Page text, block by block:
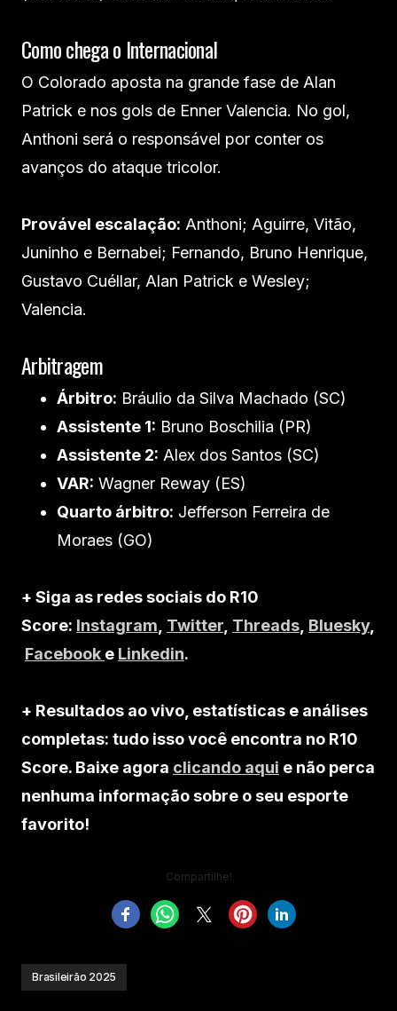
Como chega o Internacional
O Colorado aposta na grande fase de Alan
Patrick e nos gols de Enner Valencia. No gol,
Anthoni será o responsável por conter os
avanços do ataque tricolor.
Provável escalação: Anthoni; Aguirre, Vitão,
Juninho e Bernabei; Fernando, Bruno Henrique,
Gustavo Cuéllar, Alan Patrick e Wesley;
Valencia.
Arbitragem
Árbitro: Bráulio da Silva Machado (SC)
Assistente 1: Bruno Boschilia (PR)
Assistente 2: Alex dos Santos (SC)
VAR: Wagner Reway (ES)
Quarto árbitro: Jefferson Ferreira de
Moraes (GO)
+ Siga as redes sociais do R10
Score: Instagram Twitter Threads Bluesky,
Facebook e Linkedin.
+ Resultados ao vivo, estatísticas e análises
completas: tudo isso você encontra no R10
Score. Baixe agora clicando aqui e não perca
nenhuma informação sobre o seu esporte
favorito!
Compartilhe!
Brasileirão 2025